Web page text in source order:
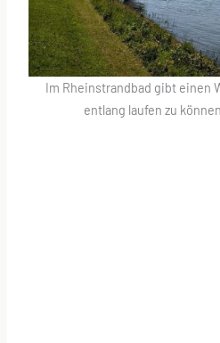
Im Rheinstrandbad gibt einen
entlang laufen zu